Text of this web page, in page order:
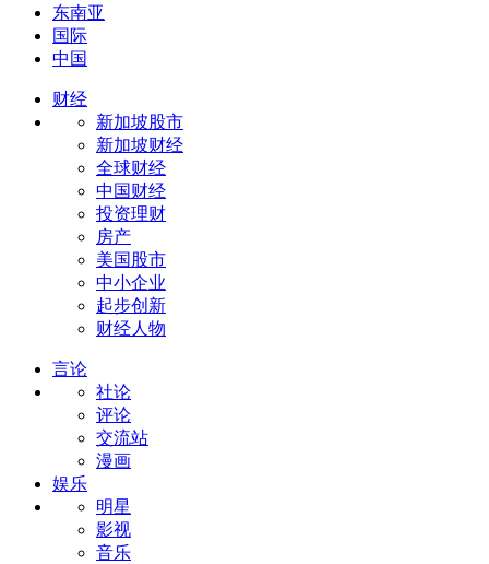
东南亚
国际
中国
财经
新加坡股市
新加坡财经
全球财经
中国财经
投资理财
房产
美国股市
中小企业
起步创新
财经人物
言论
社论
评论
交流站
漫画
娱乐
明星
影视
音乐